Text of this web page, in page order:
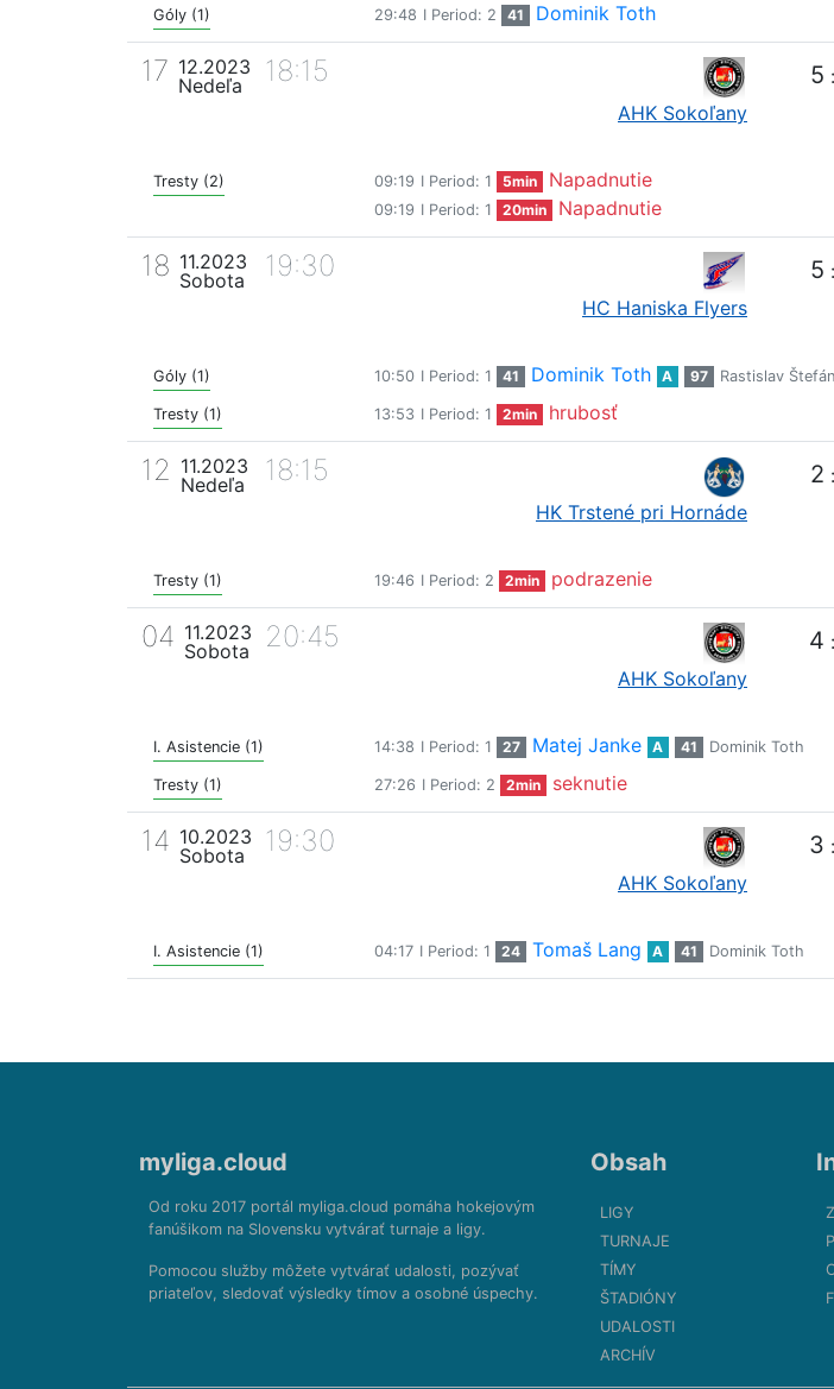
Góly (1) 29:48 I Period: 2 41 Dominik Toth
17 12.2023
Nedeľa
18:15
AHK Sokoľany
5 :
Tresty (2) 09:19 I Period: 1 5min Napadnutie
09:19 I Period: 1 20min Napadnutie
18 11.2023
Sobota
19:30
HC Haniska Flyers
5 :
Góly (1) 10:50 I Period: 1 41 Dominik Toth A 97 Rastislav
Tresty (1) 13:53 I Period: 1 2min hrubosť
12 11.2023
Nedeľa
18:15
HK Trstené pri Hornáde
2 :
Tresty (1) 19:46 I Period: 2 2min podrazenie
04 11.2023
Sobota
20:45
AHK Sokoľany
4 :
I. Asistencie (1) 14:38 I Period: 1 27 Matej Janke A 41 Dominik Toth
Tresty (1) 27:26 I Period: 2 2min seknutie
14 10.2023
Sobota
19:30
AHK Sokoľany
3 :
I. Asistencie (1) 04:17 I Period: 1 24 Tomaš Lang A 41 Dominik Toth
myliga.cloud
Od roku 2017 portál myliga.cloud pomáha hokejovým
fanúšikom na Slovensku vytvárať turnaje a ligy.
Pomocou služby môžete vytvárať udalosti, pozývať
priateľov, sledovať výsledky tímov a osobné úspechy.
Obsah
LIGY
TURNAJE
TÍMY
ŠTADIÓNY
UDALOSTI
ARCHÍV